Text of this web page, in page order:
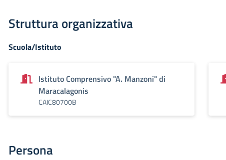
Struttura organizzativa
Scuola/Istituto
Istituto Comprensivo "A. Manzoni" di
Maracalagonis
CAIC80700B
Persona